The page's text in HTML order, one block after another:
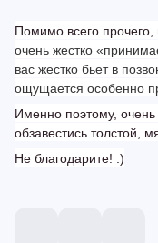
Помимо всего
очень жестко
вас жестко бьет в
ощущается особенно
Именно поэтому,
обзавестись толстой,
Не благодарите! :)